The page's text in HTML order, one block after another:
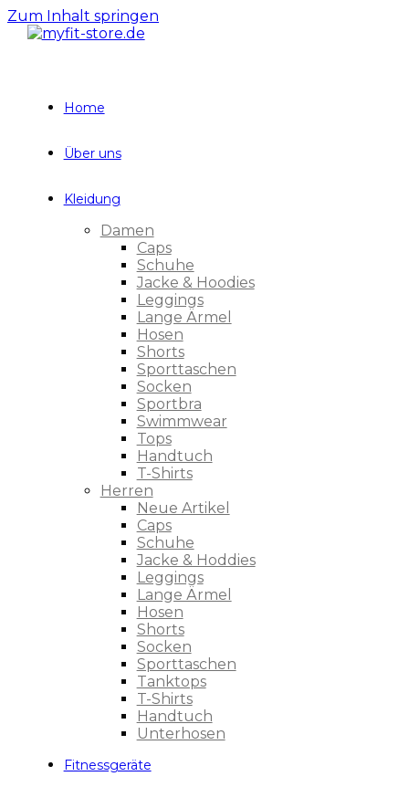
Zum Inhalt springen
Home
Über uns
Kleidung
Damen
Caps
Schuhe
Jacke & Hoodies
Leggings
Lange Ärmel
Hosen
Shorts
Sporttaschen
Socken
Sportbra
Swimmwear
Tops
Handtuch
T-Shirts
Herren
Neue Artikel
Caps
Schuhe
Jacke & Hoddies
Leggings
Lange Ärmel
Hosen
Shorts
Socken
Sporttaschen
Tanktops
T-Shirts
Handtuch
Unterhosen
Fitnessgeräte